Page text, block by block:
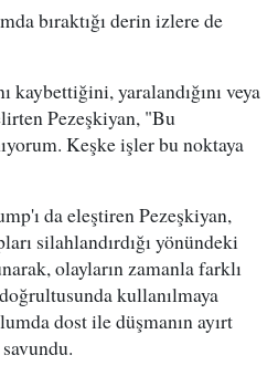
bıraktığı derin izlere de
kaybettiğini, yaralandığını veya
Pezeşkiyan, "Bu
Keşke işler bu noktaya
da eleştiren Pezeşkiyan,
silahlandırdığı yönündeki
olayların zamanla farklı
kullanılmaya
dost ile düşmanın ayırt